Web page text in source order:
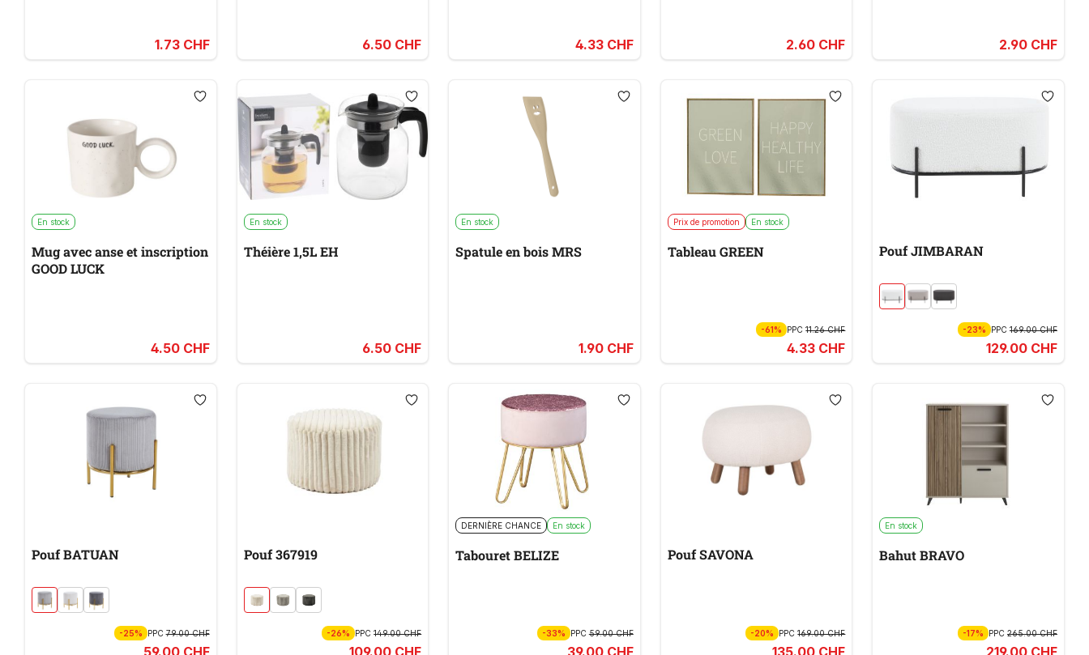
1.73 CHF 6.50 CHF 4.33 CHF 2.60 CHF 2.90 CHF
En stock
Mug avec anse et inscription
GOOD LUCK
4.50 CHF
En stock
Théière 1,5L EH
6.50 CHF
En stock
Spatule en bois MRS
1.90 CHF
Prix de promotion En stock
Tableau GREEN
-61% PPC11.26 CHF
4.33 CHF
Pouf JIMBARAN
-23% PPC 169.00 CHF
129.00 CHF
Pouf BATUAN
-25% PPC79.00 CHF
Pouf 367919
-26% PPC149.00 CHF
DERNIÈRE CHANCE En stock
Tabouret BELIZE
-33% PPC59.00 CHF
Pouf SAVONA
-20% PPC169.00 CHF
En stock
Bahut BRAVO
-17% PPC 265.00 CHF